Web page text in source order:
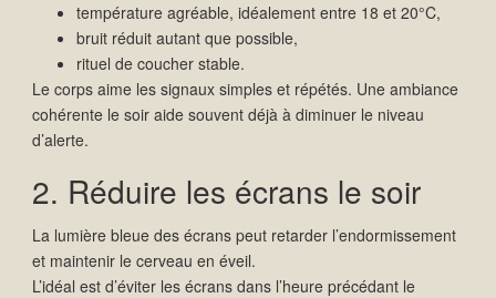
température agréable, idéalement entre 18 et 20°C,
bruit réduit autant que possible,
rituel de coucher stable.
Le corps aime les signaux simples et répétés. Une ambiance
cohérente le soir aide souvent déjà à diminuer le niveau
d’alerte.
2. Réduire les écrans le soir
La lumière bleue des écrans peut retarder l’endormissement
et maintenir le cerveau en éveil.
L’idéal est d’éviter les écrans dans l’heure précédant le